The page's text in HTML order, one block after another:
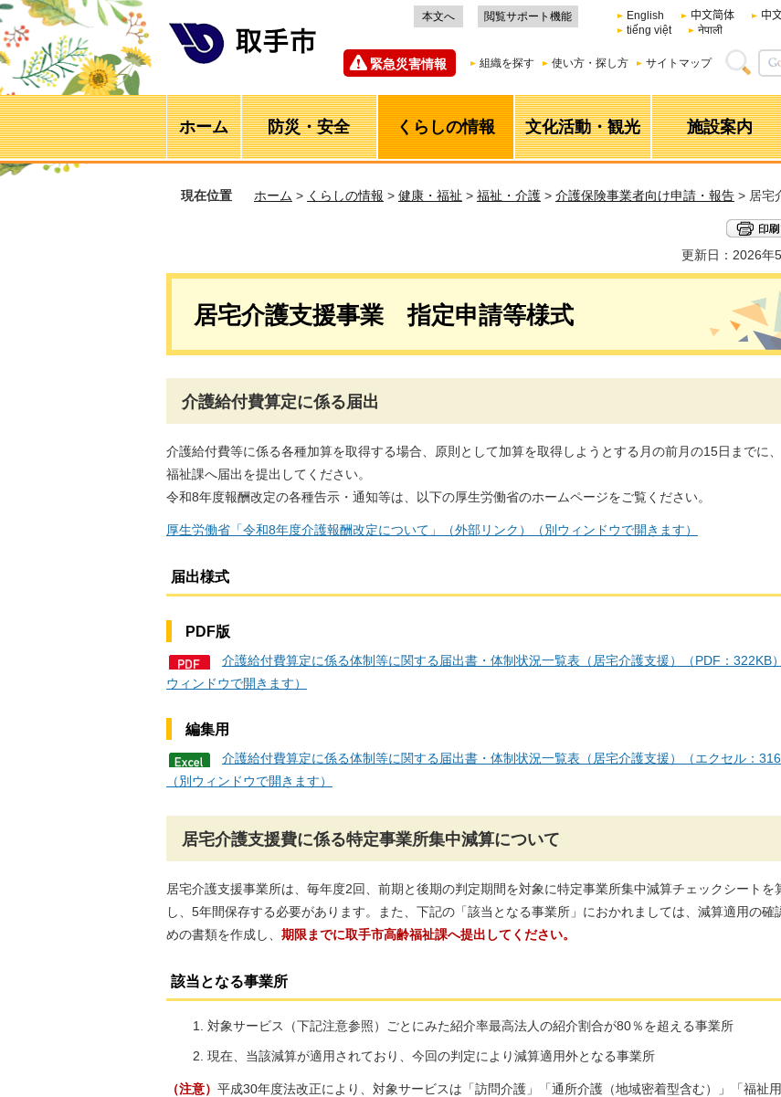
本文へ 閲覧サポート機能 English 中文简体 中
tiếng việt
नेपाली
緊急災害情報 組織を探す 使い方・探し方 サイトマップ
ホーム 防災・安全 くらしの情報 文化活動・観光 施設案内
現在位置 ホーム > くらしの情報 > 健康・福祉 > 福祉・介護 > 介護保険事業者向け申請・報告 > 居宅
更新日：2026年
居宅介護支援事業 指定申請等様式
介護給付費算定に係る届出
介護給付費等に係る各種加算を取得する場合、原則として加算を取得しようとする月の前月の15日までに
福祉課へ届出を提出してください。
令和8年度報酬改定の各種告示・通知等は、以下の厚生労働省のホームページをご覧ください。
厚生労働省「令和8年度介護報酬改定について」（外部リンク）（別ウィンドウで開きます）
届出様式
PDF版
介護給付費算定に係る体制等に関する届出書・体制状況一覧表（居宅介護支援）（PDF：322KB
ウィンドウで開きます）
編集用
介護給付費算定に係る体制等に関する届出書・体制状況一覧表（居宅介護支援）（エクセル：
（別ウィンドウで開きます）
居宅介護支援費に係る特定事業所集中減算について
居宅介護支援事業所は、毎年度2回、前期と後期の判定期間を対象に特定事業所集中減算チェックシートを
し、5年間保存する必要があります。また、下記の「該当となる事業所」におかれましては、減算適用の確
めの書類を作成し、 期限までに取手市高齢福祉課へ提出してください。
該当となる事業所
対象サービス（下記注意参照）ごとにみた紹介率最高法人の紹介割合が80％を超える事業所
現在、当該減算が適用されており、今回の判定により減算適用外となる事業所
（注意） 平成30年度法改正により、対象サービスは「訪問介護」「通所介護（地域密着型含む）」「福祉